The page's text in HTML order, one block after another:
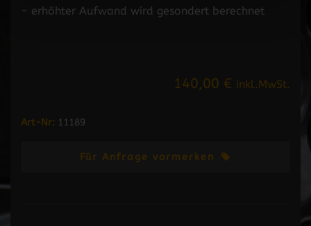
- erhöhter Aufwand wird gesondert berechnet
140,00 € inkl.MwSt.
Art-Nr: 11189
Für Anfrage vormerken